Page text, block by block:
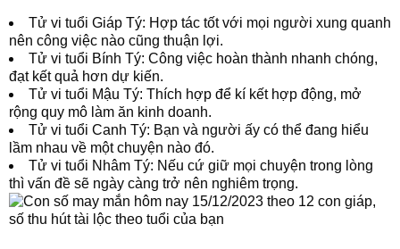
Tử vi tuổi Giáp Tý: Hợp tác tốt với mọi người xung quanh
nên công việc nào cũng thuận lợi.
Tử vi tuổi Bính Tý: Công việc hoàn thành nhanh chóng,
đạt kết quả hơn dự kiến.
Tử vi tuổi Mậu Tý: Thích hợp để kí kết hợp động, mở
rộng quy mô làm ăn kinh doanh.
Tử vi tuổi Canh Tý: Bạn và người ấy có thể đang hiểu
lầm nhau về một chuyện nào đó.
Tử vi tuổi Nhâm Tý: Nếu cứ giữ mọi chuyện trong lòng
thì vấn đề sẽ ngày càng trở nên nghiêm trọng.